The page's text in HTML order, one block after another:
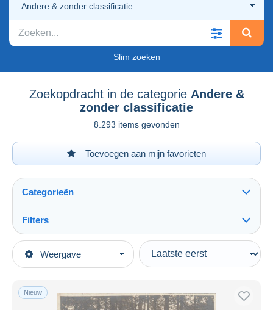
Andere & zonder classificatie
Slim zoeken
Zoekopdracht in de categorie Andere &
zonder classificatie
8.293 items gevonden
Toevoegen aan mijn favorieten
Weergave
Categorieën
Topcategorieën
Thema's
Filters
Type verkopen
Actief
Veiling met biedingen
Nieuw